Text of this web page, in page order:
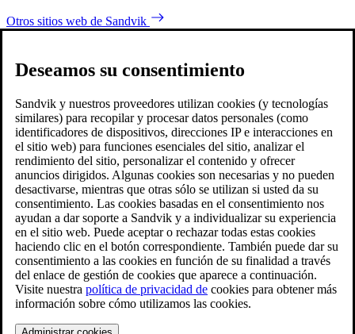
Otros sitios web de Sandvik
Deseamos su consentimiento
Sandvik y nuestros proveedores utilizan cookies (y tecnologías
similares) para recopilar y procesar datos personales (como
identificadores de dispositivos, direcciones IP e interacciones en
el sitio web) para funciones esenciales del sitio, analizar el
rendimiento del sitio, personalizar el contenido y ofrecer
anuncios dirigidos. Algunas cookies son necesarias y no pueden
desactivarse, mientras que otras sólo se utilizan si usted da su
consentimiento. Las cookies basadas en el consentimiento nos
ayudan a dar soporte a Sandvik y a individualizar su experiencia
en el sitio web. Puede aceptar o rechazar todas estas cookies
haciendo clic en el botón correspondiente. También puede dar su
consentimiento a las cookies en función de su finalidad a través
del enlace de gestión de cookies que aparece a continuación.
Visite nuestra política de privacidad de cookies para obtener más
información sobre cómo utilizamos las cookies.